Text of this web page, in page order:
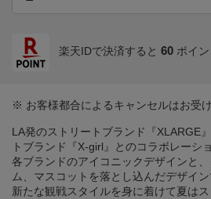
楽天IDで決済すると 60 ポイ
※ お客様都合によるキャンセルはお受け
LA発のストリートブランド『XLARGE
トブランド『X-girl』とのコラボレーシ
各ブランドのアイコニックデザインと
ム、マスコットを落とし込んだデザイン
新たな観戦スタイルを身に着けて夏は